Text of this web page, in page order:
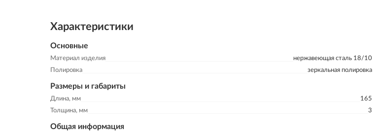
Характеристики
Основные
Материал изделия
нержавеющая сталь 18/10
Полировка
зеркальная полировка
Размеры и габариты
Длина, мм
165
Толщина, мм
3
Общая информация